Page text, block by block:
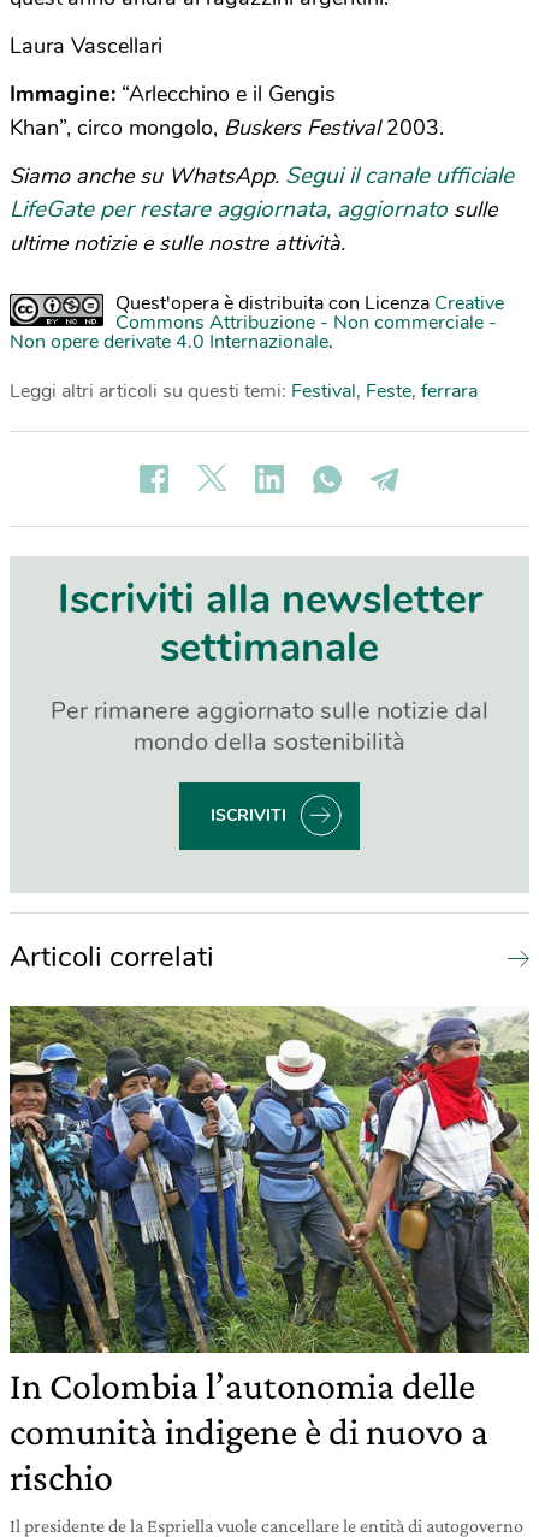
Laura Vascellari
Immagine: “Arlecchino e il Gengis
Khan”, circo mongolo, Buskers Festival2003.
Siamo anche su WhatsApp. Segui il canale ufficiale
LifeGate per restare aggiornata, aggiornato sulle
ultime notizie e sulle nostre attività.
Quest'opera è distribuita con Licenza Creative
Commons Attribuzione - Non commerciale -
Non opere derivate 4.0 Internazionale.
Leggi altri articoli su questi temi: Festival, Feste, ferrara
Iscriviti alla newsletter
settimanale
Per rimanere aggiornato sulle notizie dal
mondo della sostenibilità
ISCRIVITI
Articoli correlati
In Colombia l’autonomia delle
comunità indigene è di nuovo a
rischio
Il presidente de la Espriella vuole cancellare le entità di autogoverno